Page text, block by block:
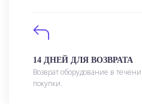
14 ДНЕЙ ДЛЯ ВОЗВРАТА
Возврат оборудование в
покупки.